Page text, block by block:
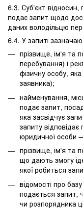
6.3. Суб'єкт
подає запит щодо
даних володільцю
6.4. У запиті
прізвище, ім'я та
перебування) і
фізичну особу,
заявника);
найменування,
подає запит,
яка засвідчує
запиту
юридичної особи
прізвище, ім'я та
що дають змогу
якої робиться
відомості про
подається запит,
чи розпорядника